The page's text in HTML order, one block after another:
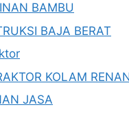
BAMBU
BAJA BERAT
KOLAM
JASA